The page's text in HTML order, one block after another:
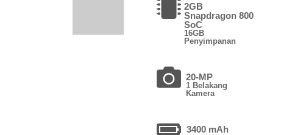
2GB
Snapdragon 800
SoC
16GB
Penyimpanan
20-MP
1 Belakang
Kamera
3400 mAh